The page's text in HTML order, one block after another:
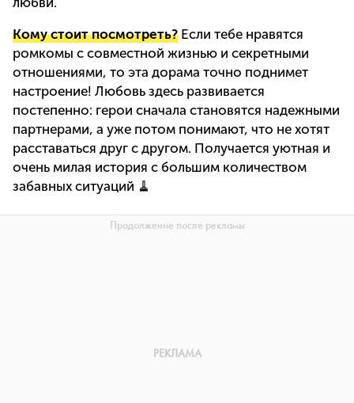
Кому стоит посмотреть? Если тебе нравятся
ромкомы с совместной жизнью и секретными
отношениями, то эта дорама точно поднимет
настроение! Любовь здесь развивается
постепенно: герои сначала становятся надежными
партнерами, а уже потом понимают, что не хотят
расставаться друг с другом. Получается уютная и
очень милая история с большим количеством
забавных ситуаций 🧹